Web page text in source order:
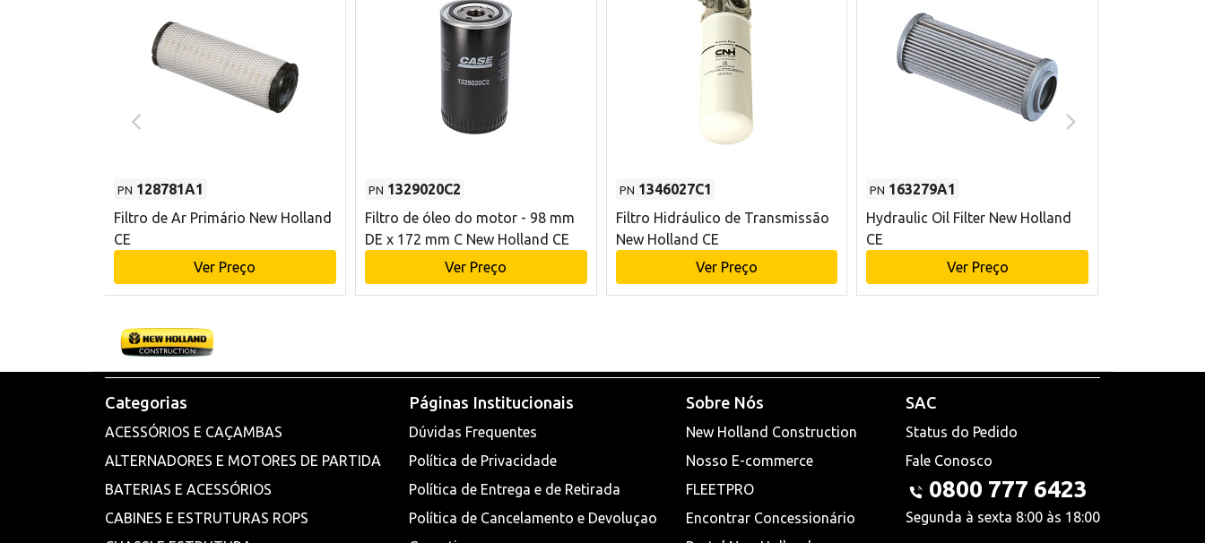
PN 128781A1
Filtro de Ar Primário New Holland
CE
Ver Preço
PN 1329020C2
Filtro de óleo do motor - 98 mm
DE x 172 mm C New Holland CE
Ver Preço
PN 1346027C1
Filtro Hidráulico de Transmissão
New Holland CE
Ver Preço
PN 163279A1
Hydraulic Oil Filter New Holland
CE
Ver Preço
Categorias
ACESSÓRIOS E CAÇAMBAS
ALTERNADORES E MOTORES DE PARTIDA
BATERIAS E ACESSÓRIOS
CABINES E ESTRUTURAS ROPS
Páginas Institucionais
Dúvidas Frequentes
Política de Privacidade
Política de Entrega e de Retirada
Política de Cancelamento e Devoluçao
Sobre Nós
New Holland Construction
Nosso E-commerce
FLEETPRO
Encontrar Concessionário
SAC
Status do Pedido
Fale Conosco
0800 777 6423
Segunda à sexta 8:00 às 18:00